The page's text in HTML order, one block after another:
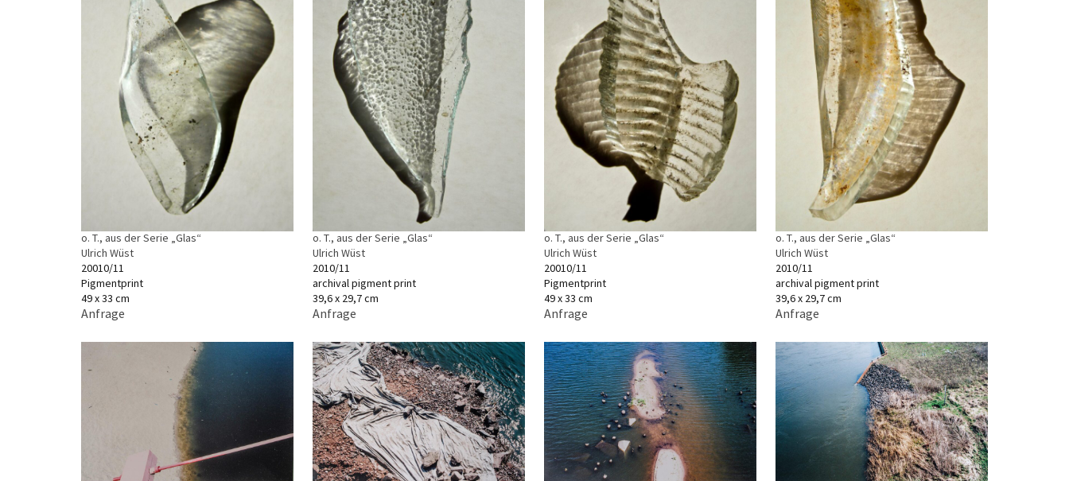
o. T., aus der Serie „Glas“
Ulrich Wüst
20010/11
Pigmentprint
49 x 33 cm
Anfrage
o. T., aus der Serie „Glas“
Ulrich Wüst
2010/11
archival pigment print
39,6 x 29,7 cm
Anfrage
o. T., aus der Serie „Glas“
Ulrich Wüst
20010/11
Pigmentprint
49 x 33 cm
Anfrage
o. T., aus der Serie „Glas“
Ulrich Wüst
2010/11
archival pigment print
39,6 x 29,7 cm
Anfrage